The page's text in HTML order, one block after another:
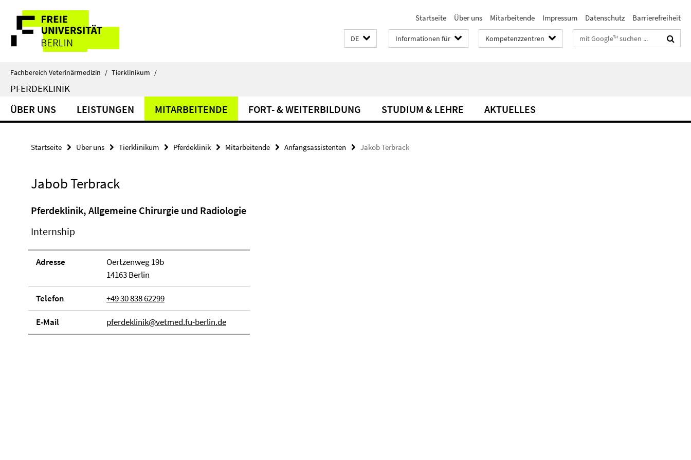
direkt
Inhalt
Service-
Navigation
Startseite Über uns Mitarbeitende Impressum Datenschutz Barrierefreiheit
DE Informationen für Kompetenzzentren Suchbegriffe
Fachbereich Veterinärmedizin / Tierklinikum /
PFERDEKLINIK
ÜBER UNS LEISTUNGEN MITARBEITENDE FORT- & WEITERBILDUNG STUDIUM & LEHRE AKTUELLES
Startseite Über uns Tierklinikum Pferdeklinik Mitarbeitende Anfangsassistenten Jakob Terbrack
Jabob Terbrack
Pferdeklinik, Allgemeine Chirurgie und Radiologie
Internship
Adresse
Oertzenweg 19b
14163 Berlin
Telefon +49 30 838 62299
E-Mail pferdeklinik@vetmed.fu-berlin.de